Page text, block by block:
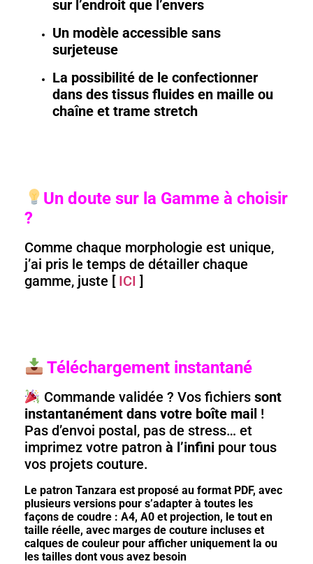
sur l’endroit que l’envers
Un modèle accessible sans
surjeteuse
La possibilité de le confectionner
dans des tissus fluides en maille ou
chaîne et trame stretch
Un doute sur la Gamme à choisir
?
Comme chaque morphologie est unique,
j’ai pris le temps de détailler chaque
gamme, juste [ ICI ]
Téléchargement instantané
Commande validée ? Vos fichiers sont
instantanément dans votre boîte mail !
Pas d’envoi postal, pas de stress… et
imprimez votre patron à l’infini pour tous
vos projets couture.
Le patron Tanzara est proposé au format PDF, avec
plusieurs versions pour s’adapter à toutes les
façons de coudre : A4, A0 et projection, le tout en
taille réelle, avec marges de couture incluses et
calques de couleur pour afficher uniquement la ou
les tailles dont vous avez besoin